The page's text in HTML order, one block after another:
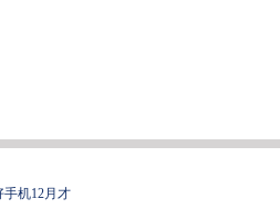
手机12月才